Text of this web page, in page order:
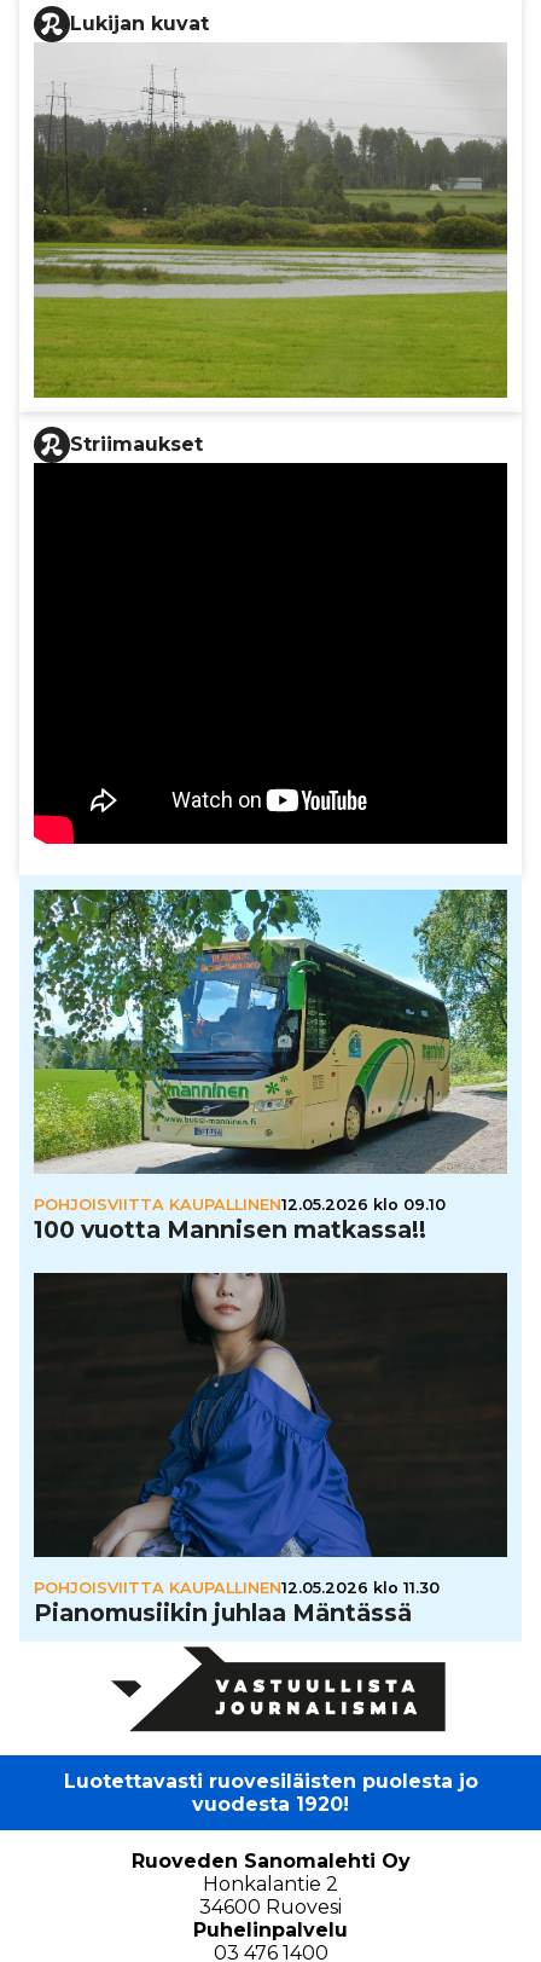
Lukijan kuvat
Striimaukset
POHJOISVIITTA KAUPALLINEN12.05.2026 klo 09.10
100 vuotta Mannisen matkassa!!
POHJOISVIITTA KAUPALLINEN12.05.2026 klo 11.30
Pia­no­mu­sii­kin juhlaa Mäntässä
Luotettavasti ruovesiläisten puolesta jo
vuodesta 1920!
Ruoveden Sanomalehti Oy
Honkalantie 2
34600 Ruovesi
Puhelinpalvelu
03 476 1400